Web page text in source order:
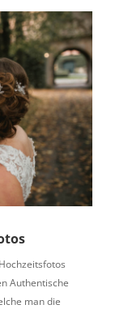
Authentische
man die